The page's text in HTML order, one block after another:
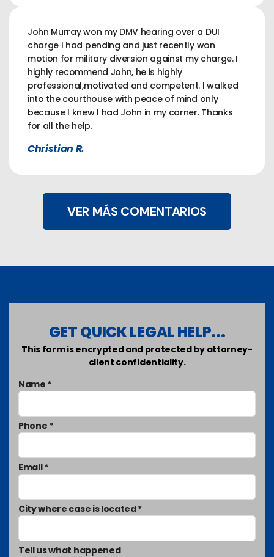
John Murray won my DMV hearing over a DUI
charge I had pending and just recently won
motion for military diversion against my charge. I
highly recommend John, he is highly
professional,motivated and competent. I walked
into the courthouse with peace of mind only
because I knew I had John in my corner. Thanks
for all the help.
Christian R.
VER MÁS COMENTARIOS
GET QUICK LEGAL HELP...
This form is encrypted and protected by attorney-
client confidentiality.
Name *
Phone *
Email *
City where case is located *
Tell us what happened